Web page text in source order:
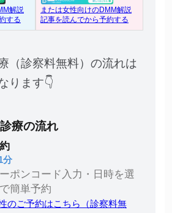
解説
する
または女性向けのDMM解説
記事を読んでから予約する
（診察料無料）の流れは
ります👇
療の流れ
分
ポンコード入力・日時を選
簡単予約
のご予約はこちら（診察料無